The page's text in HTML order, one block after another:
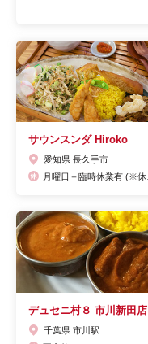
サウンスンダ Hiroko
愛知県 長久手市
デュセニ村８ 市川新田店
千葉県 市川駅